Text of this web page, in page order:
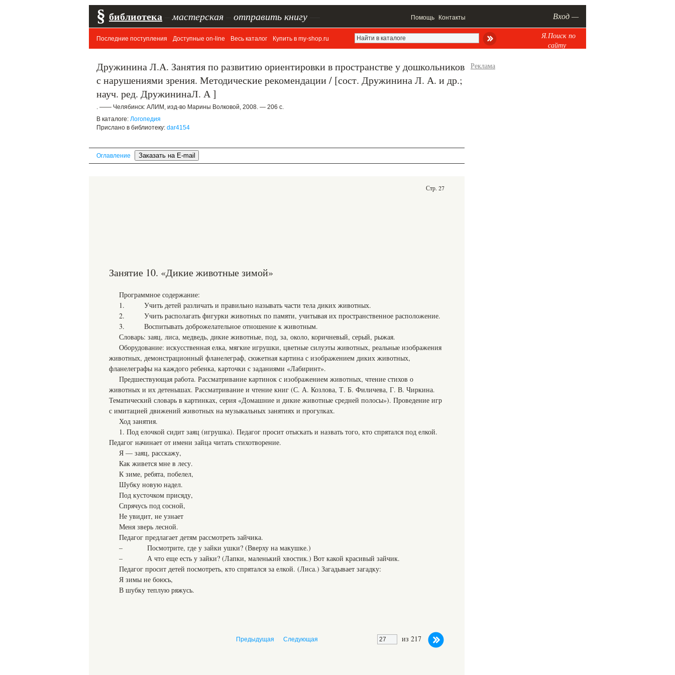
§ библиотека мастерская отправить книгу Помощь Контакты Вход —
Последние поступления Доступные on-line Весь каталог Купить в my-shop.ru
Я.Поиск по
сайту
Дружинина Л.А. Занятия по развитию ориентировки в пространстве у дошкольников
с нарушениями зрения. Методические рекомендации / [сост. Дружинина Л. А. и др.;
науч. ред. ДружининаЛ. А ]
. —— Челябинск: АЛИМ, изд-во Марины Волковой, 2008. — 206 с.
В каталоге: Логопедия
Прислано в библиотеку: dar4154
Оглавление
Стр. 27
Занятие 10. «Дикие животные зимой»
Программное содержание:
1. Учить детей различать и правильно называть части тела диких животных.
2. Учить располагать фигурки животных по памяти, учитывая их пространственное расположение.
3. Воспитывать доброжелательное отношение к животным.
Словарь: заяц, лиса, медведь, дикие животные, под, за, около, коричневый, серый, рыжая.
Оборудование: искусственная елка, мягкие игрушки, цветные силуэты животных, реальные изображения
животных, демонстрационный фланелеграф, сюжетная картина с изображением диких животных,
фланелеграфы на каждого ребенка, карточки с заданиями «Лабиринт».
Предшествующая работа. Рассматривание картинок с изображением животных, чтение стихов о
животных и их детенышах. Рассматривание и чтение книг (С. А. Козлова, Т. Б. Филичева, Г. В. Чиркина.
Тематический словарь в картинках, серия «Домашние и дикие животные средней полосы»). Проведение игр
с имитацией движений животных на музыкальных занятиях и прогулках.
Ход занятия.
1. Под елочкой сидит заяц (игрушка). Педагог просит отыскать и назвать того, кто спрятался под елкой.
Педагог начинает от имени зайца читать стихотворение.
Я — заяц, расскажу,
Как живется мне в лесу.
К зиме, ребята, побелел,
Шубку новую надел.
Под кусточком присяду,
Спрячусь под сосной,
Не увидит, не узнает
Меня зверь лесной.
Педагог предлагает детям рассмотреть зайчика.
– Посмотрите, где у зайки ушки? (Вверху на макушке.)
– А что еще есть у зайки? (Лапки, маленький хвостик.) Вот какой красивый зайчик.
Педагог просит детей посмотреть, кто спрятался за елкой. (Лиса.) Загадывает загадку:
Я зимы не боюсь,
В шубку теплую ряжусь.
из 217
Предыдущая Следующая
Реклама